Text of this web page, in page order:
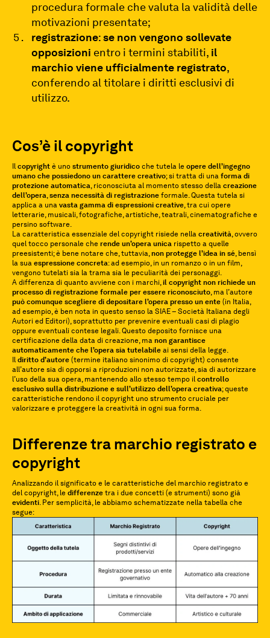
procedura formale che valuta la validità delle
motivazioni presentate;
registrazione:se non vengono sollevate
opposizioni entro i termini stabiliti, il
marchio viene ufficialmente registrato,
conferendo al titolare i diritti esclusivi di
utilizzo.
Cos’è il copyright
Il copyright è uno strumento giuridico che tutela le opere dell’ingegno
umano che possiedono un carattere creativo; si tratta di una forma di
protezione automatica, riconosciuta al momento stesso della creazione
dell’opera,senza necessità di registrazione formale. Questa tutela si
applica a una vasta gamma di espressioni creative, tra cui opere
letterarie, musicali, fotografiche, artistiche, teatrali, cinematografiche e
persino software.
La caratteristica essenziale del copyright risiede nella creatività, ovvero
quel tocco personale che rende un’opera unica rispetto a quelle
preesistenti; è bene notare che, tuttavia,non protegge l’idea in sé, bensì
la sua espressione concreta: ad esempio, in un romanzo o in un film,
vengono tutelati sia la trama sia le peculiarità dei personaggi.
A differenza di quanto avviene con i marchi,il copyright non richiede un
processo di registrazione formale per essere riconosciuto, ma l’autore
può comunque scegliere di depositare l’opera presso un ente (in Italia,
ad esempio, è ben nota in questo senso la SIAE – Società Italiana degli
Autori ed Editori), soprattutto per prevenire eventuali casi di plagio
oppure eventuali contese legali. Questo deposito fornisce una
certificazione della data di creazione, ma non garantisce
automaticamente che l’opera sia tutelabile ai sensi della legge.
Il diritto d’autore (termine italiano sinonimo di copyright) consente
all’autore sia di opporsi a riproduzioni non autorizzate, sia di autorizzare
l’uso della sua opera, mantenendo allo stesso tempo il controllo
esclusivo sulla distribuzione e sull’utilizzo dell’opera creativa; queste
caratteristiche rendono il copyright uno strumento cruciale per
valorizzare e proteggere la creatività in ogni sua forma.
Differenze tra marchio registrato e
copyright
Analizzando il significato e le caratteristiche del marchio registrato e
del copyright, le differenze tra i due concetti (e strumenti) sono già
evidenti. Per semplicità, le abbiamo schematizzate nella tabella che
segue: